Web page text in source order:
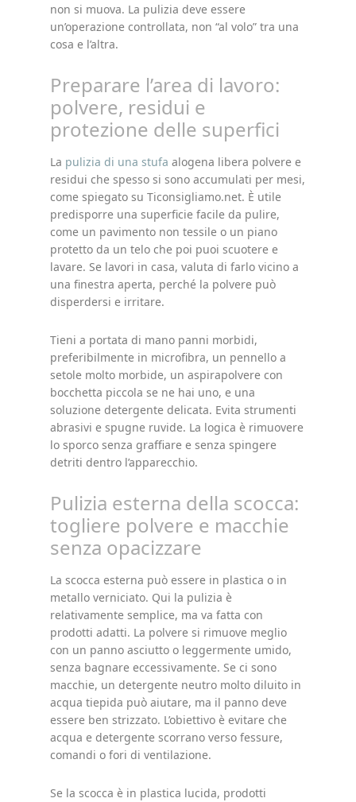
non si muova. La pulizia deve essere
un’operazione controllata, non “al volo” tra una
cosa e l’altra.
Preparare l’area di lavoro:
polvere, residui e
protezione delle superfici
La pulizia di una stufa alogena libera polvere e
residui che spesso si sono accumulati per mesi,
come spiegato su Ticonsigliamo.net. È utile
predisporre una superficie facile da pulire,
come un pavimento non tessile o un piano
protetto da un telo che poi puoi scuotere e
lavare. Se lavori in casa, valuta di farlo vicino a
una finestra aperta, perché la polvere può
disperdersi e irritare.
Tieni a portata di mano panni morbidi,
preferibilmente in microfibra, un pennello a
setole molto morbide, un aspirapolvere con
bocchetta piccola se ne hai uno, e una
soluzione detergente delicata. Evita strumenti
abrasivi e spugne ruvide. La logica è rimuovere
lo sporco senza graffiare e senza spingere
detriti dentro l’apparecchio.
Pulizia esterna della scocca:
togliere polvere e macchie
senza opacizzare
La scocca esterna può essere in plastica o in
metallo verniciato. Qui la pulizia è
relativamente semplice, ma va fatta con
prodotti adatti. La polvere si rimuove meglio
con un panno asciutto o leggermente umido,
senza bagnare eccessivamente. Se ci sono
macchie, un detergente neutro molto diluito in
acqua tiepida può aiutare, ma il panno deve
essere ben strizzato. L’obiettivo è evitare che
acqua e detergente scorrano verso fessure,
comandi o fori di ventilazione.
Se la scocca è in plastica lucida, prodotti